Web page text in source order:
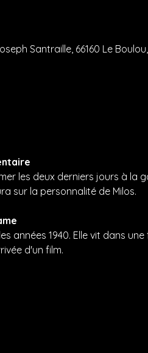
Santraille, 66160 Le
les deux derniers jours à la
sur la personnalité de Milos.
1940. Elle vit dans une
d'un film.